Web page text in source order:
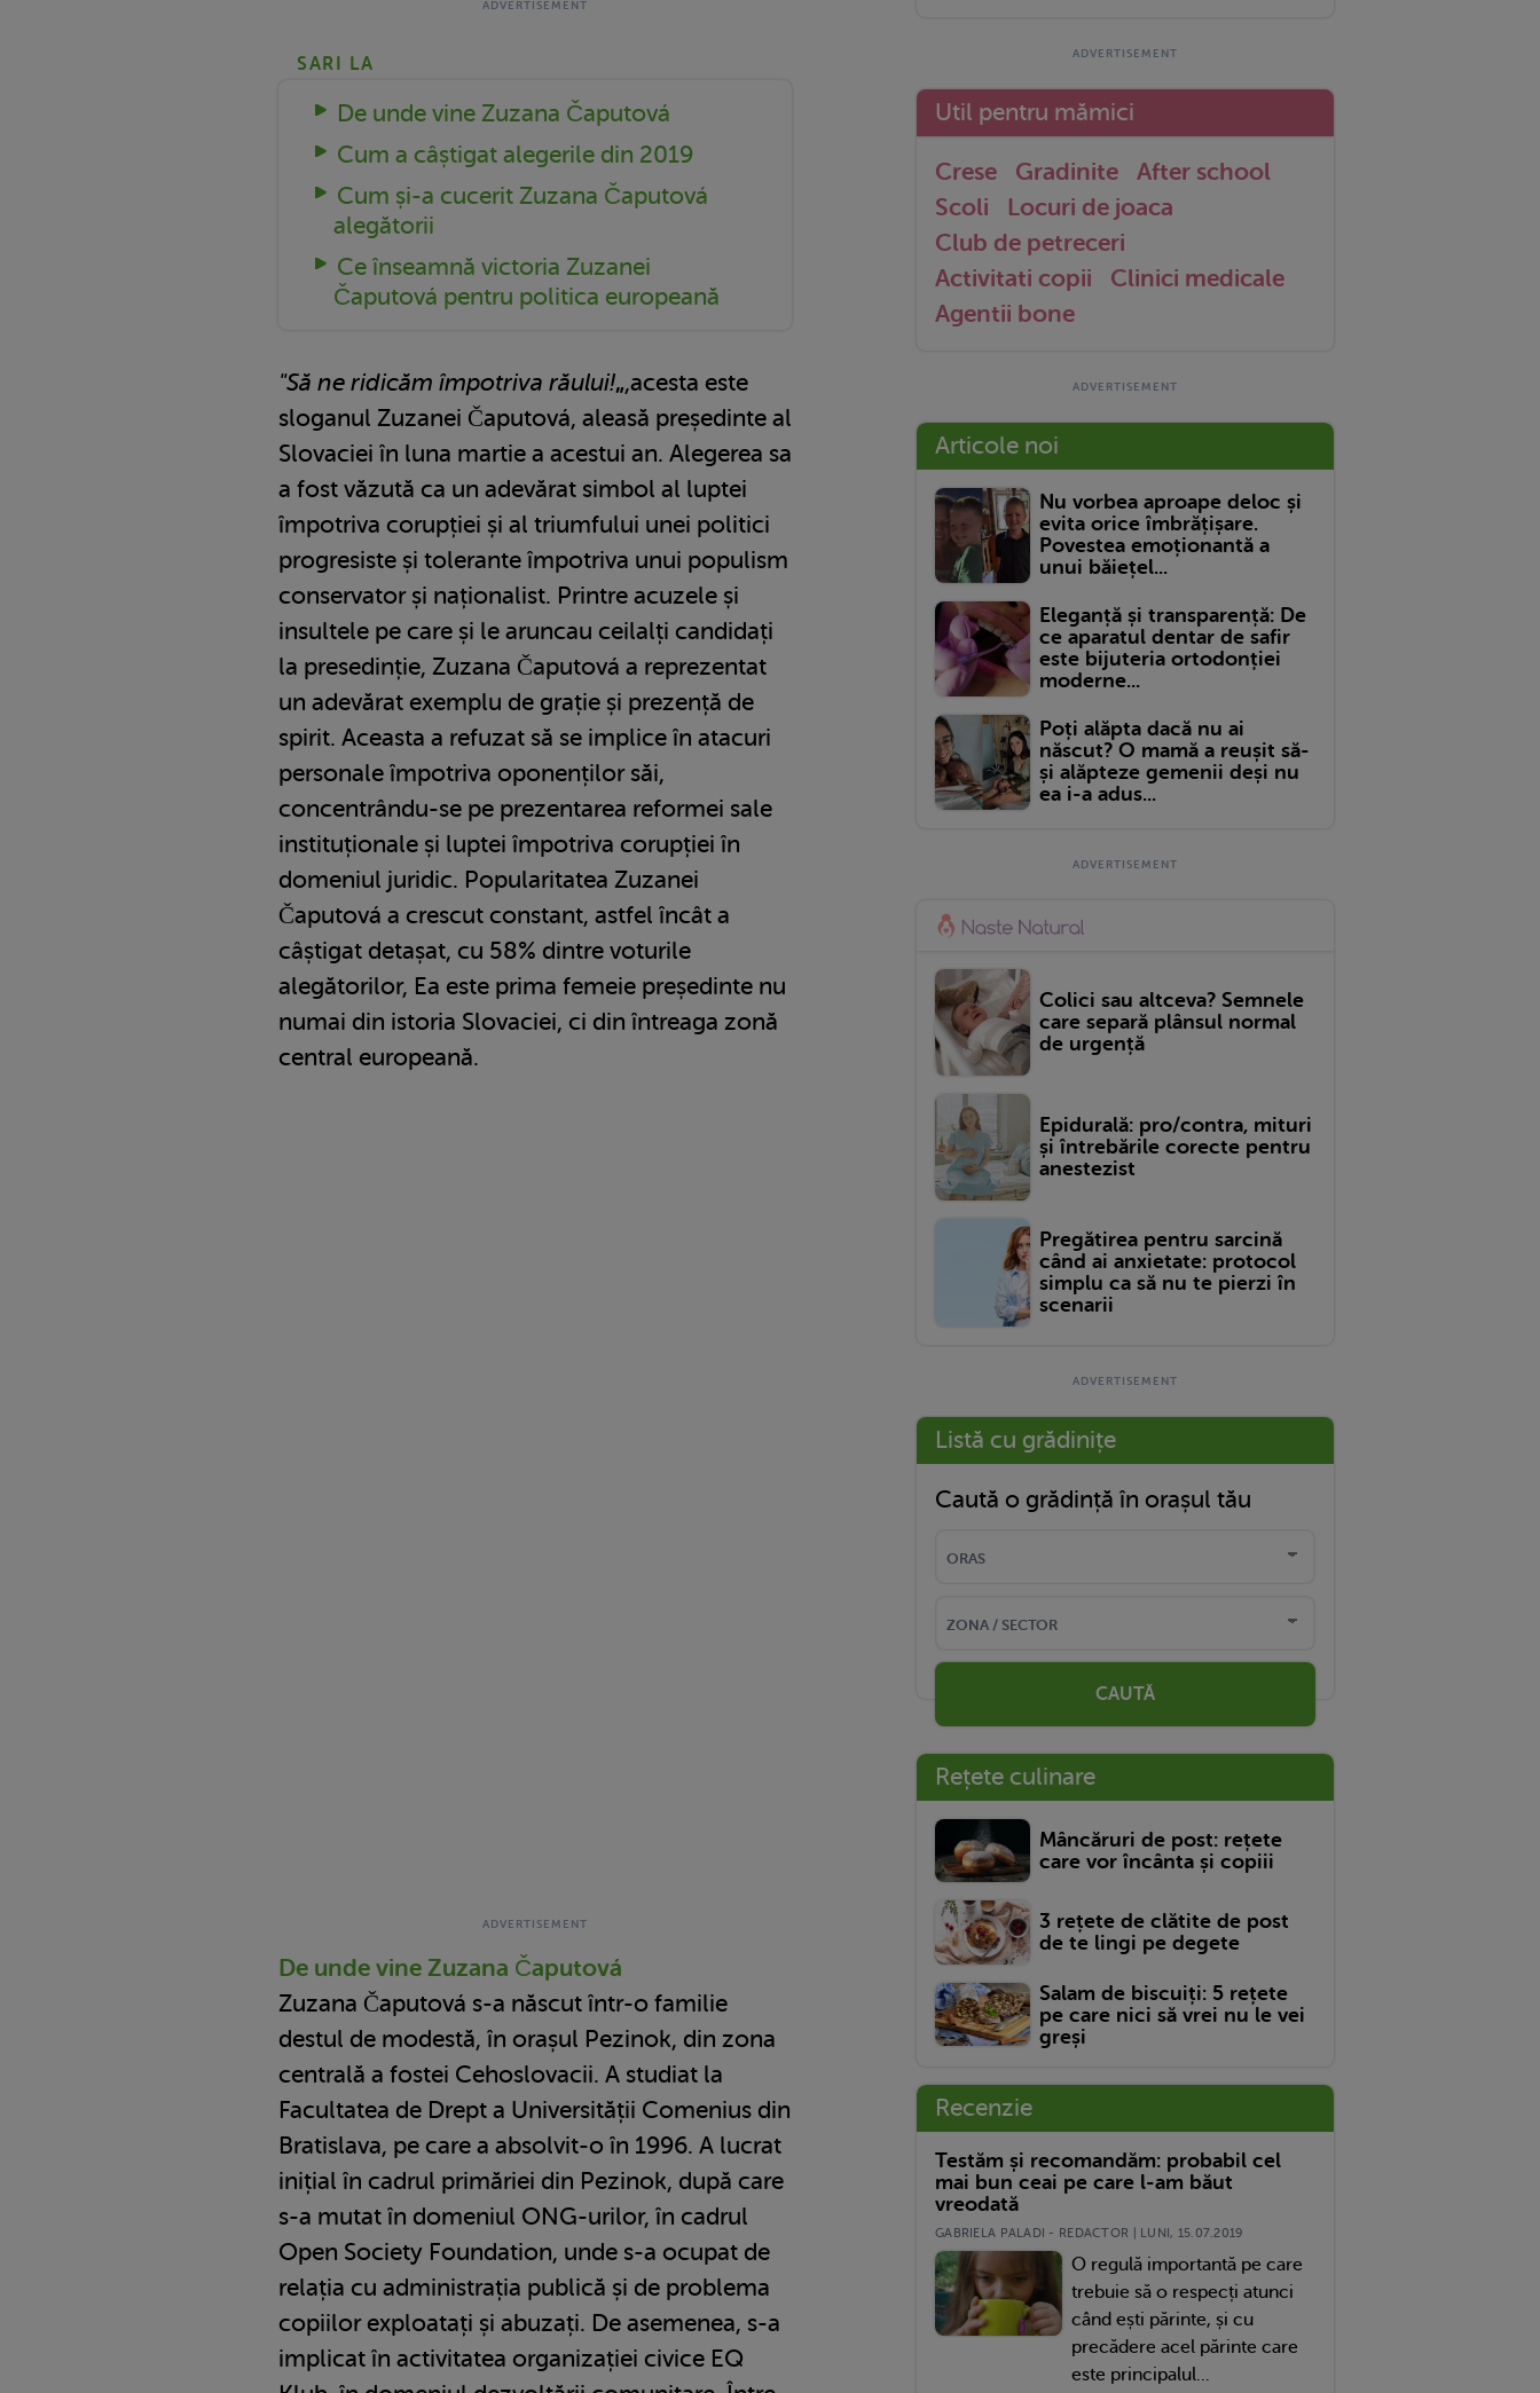
SARI LA
De unde vine Zuzana Čaputová
Cum a câștigat alegerile din 2019
Cum și-a cucerit Zuzana Čaputová
alegătorii
Ce înseamnă victoria Zuzanei
Čaputová pentru politica europeană
"Să ne ridicăm împotriva răului!„,acesta este
sloganul Zuzanei Čaputová, aleasă președinte al
Slovaciei în luna martie a acestui an. Alegerea sa
a fost văzută ca un adevărat simbol al luptei
împotriva corupției și al triumfului unei politici
progresiste și tolerante împotriva unui populism
conservator și naționalist. Printre acuzele și
insultele pe care și le aruncau ceilalți candidați
la presedinție, Zuzana Čaputová a reprezentat
un adevărat exemplu de grație și prezență de
spirit. Aceasta a refuzat să se implice în atacuri
personale împotriva oponenților săi,
concentrându-se pe prezentarea reformei sale
instituționale și luptei împotriva corupției în
domeniul juridic. Popularitatea Zuzanei
Čaputová a crescut constant, astfel încât a
câștigat detașat, cu 58% dintre voturile
alegătorilor, Ea este prima femeie președinte nu
numai din istoria Slovaciei, ci din întreaga zonă
central europeană.
De unde vine Zuzana Čaputová
Zuzana Čaputová s-a născut într-o familie
destul de modestă, în orașul Pezinok, din zona
centrală a fostei Cehoslovacii. A studiat la
Facultatea de Drept a Universității Comenius din
Bratislava, pe care a absolvit-o în 1996. A lucrat
inițial în cadrul primăriei din Pezinok, după care
s-a mutat în domeniul ONG-urilor, în cadrul
Open Society Foundation, unde s-a ocupat de
relația cu administrația publică și de problema
copiilor exploatați și abuzați. De asemenea, s-a
implicat în activitatea organizației civice EQ
Util pentru mămici
Crese Gradinite
After school
Scoli
Locuri de joaca
Club de petreceri
Activitati copii
Clinici medicale
Agentii bone
Articole noi
Nu vorbea aproape deloc și
evita orice îmbrățișare.
Povestea emoționantă a
unui băiețel...
Eleganță și transparență: De
ce aparatul dentar de safir
este bijuteria ortodonției
moderne...
Poți alăpta dacă nu ai
născut? O mamă a reușit să-
și alăpteze gemenii deși nu
ea i-a adus...
Colici sau altceva? Semnele
care separă plânsul normal
de urgență
Epidurală: pro/contra, mituri
și întrebările corecte pentru
anestezist
Pregătirea pentru sarcină
când ai anxietate: protocol
simplu ca să nu te pierzi în
scenarii
Listă cu grădinițe
Caută o grădință în orașul tău
CAUTĂ
Rețete culinare
Mâncăruri de post: rețete
care vor încânta și copiii
3 rețete de clătite de post
de te lingi pe degete
Salam de biscuiți: 5 rețete
pe care nici să vrei nu le vei
greși
Recenzie
Testăm și recomandăm: probabil cel
mai bun ceai pe care l-am băut
vreodată
GABRIELA PALADI - REDACTOR | LUNI, 15.07.2019
O regulă importantă pe care
trebuie să o respecți atunci
când ești părinte, și cu
precădere acel părinte care
este principalul...